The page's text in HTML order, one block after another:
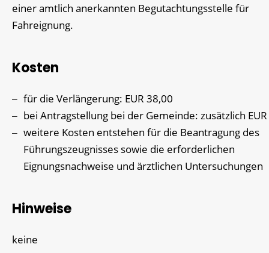
einer amtlich anerkannten Begutachtungsstelle für
Fahreignung.
Kosten
für die Verlängerung: EUR 38,00
bei Antragstellung bei der Gemeinde: zusätzlich
weitere Kosten entstehen für die Beantragung des
Führungszeugnisses sowie die erforderlichen
Eignungsnachweise und ärztlichen Untersuchungen
Hinweise
keine